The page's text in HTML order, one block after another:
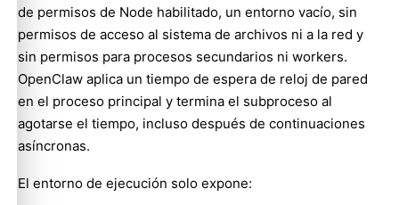
de permisos de Node habilitado, un entorno vacío, sin
permisos de acceso al sistema de archivos ni a la red y
sin permisos para procesos secundarios ni workers.
OpenClaw aplica un tiempo de espera de reloj de pared
en el proceso principal y termina el subproceso al
agotarse el tiempo, incluso después de continuaciones
asíncronas.
El entorno de ejecución solo expone: